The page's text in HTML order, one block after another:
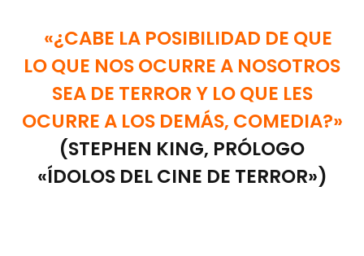
«¿CABE LA POSIBILIDAD DE QUE
LO QUE NOS OCURRE A NOSOTROS
SEA DE TERROR Y LO QUE LES
OCURRE A LOS DEMÁS, COMEDIA?»
(STEPHEN KING, PRÓLOGO
«ÍDOLOS DEL CINE DE TERROR»)